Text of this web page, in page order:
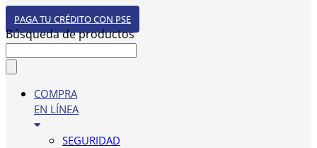
PAGA TU CRÉDITO CON PSE
Búsqueda de productos
COMPRA
EN LÍNEA
SEGURIDAD